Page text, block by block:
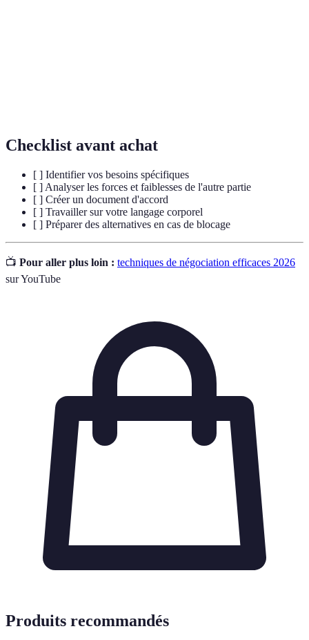
Checklist avant achat
[ ] Identifier vos besoins spécifiques
[ ] Analyser les forces et faiblesses de l'autre partie
[ ] Créer un document d'accord
[ ] Travailler sur votre langage corporel
[ ] Préparer des alternatives en cas de blocage
📺 Pour aller plus loin : techniques de négociation efficaces 2026
sur YouTube
Produits recommandés